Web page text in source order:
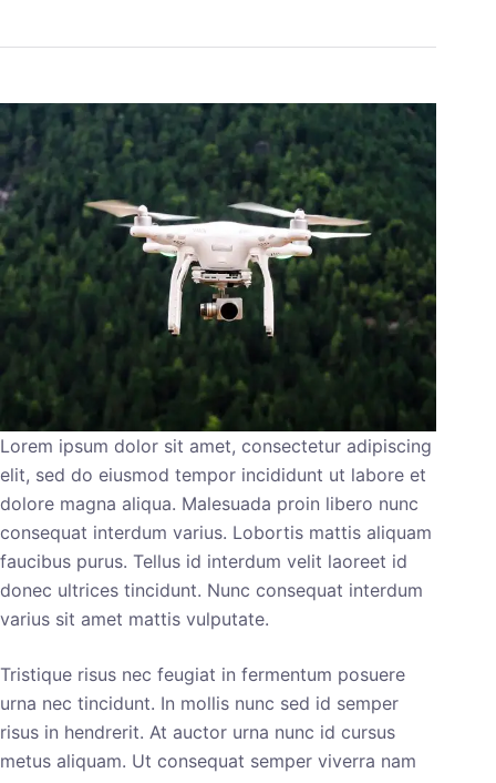
Lorem ipsum dolor sit amet, consectetur adipiscing
elit, sed do eiusmod tempor incididunt ut labore et
dolore magna aliqua. Malesuada proin libero nunc
consequat interdum varius. Lobortis mattis aliquam
faucibus purus. Tellus id interdum velit laoreet id
donec ultrices tincidunt. Nunc consequat interdum
varius sit amet mattis vulputate.
Tristique risus nec feugiat in fermentum posuere
urna nec tincidunt. In mollis nunc sed id semper
risus in hendrerit. At auctor urna nunc id cursus
metus aliquam. Ut consequat semper viverra nam